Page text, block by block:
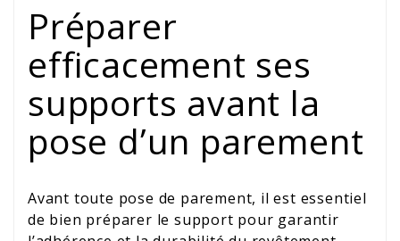
Préparer
efficacement ses
supports avant la
pose d’un parement
Avant toute pose de parement, il est essentiel
de bien préparer le support pour garantir